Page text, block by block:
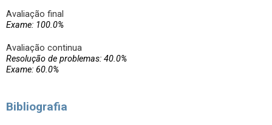
Avaliação final
Exame: 100.0%
Avaliação continua
Resolução de problemas: 40.0%
Exame: 60.0%
Bibliografia